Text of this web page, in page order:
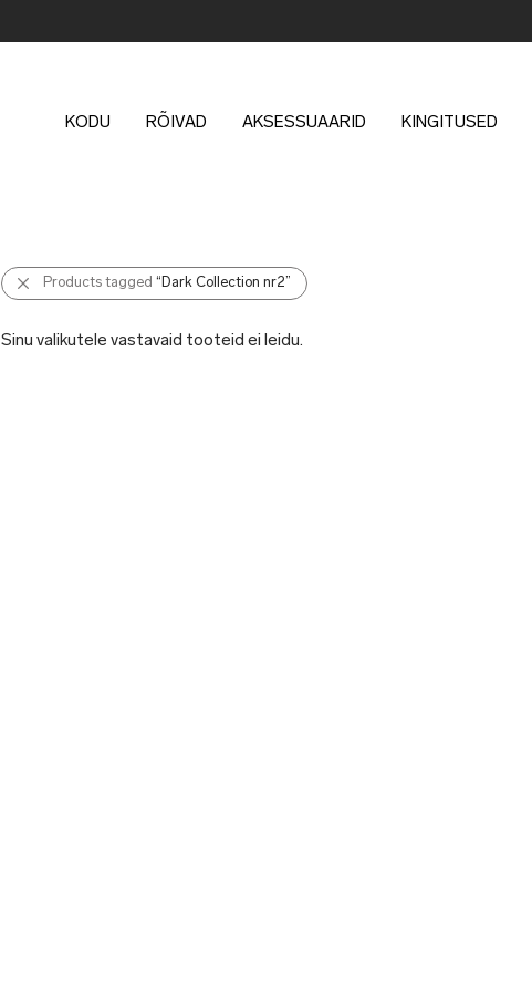
KODU RÕIVAD AKSESSUAARID KINGITUSED
Products tagged “Dark Collection nr2”
Sinu valikutele vastavaid tooteid ei leidu.